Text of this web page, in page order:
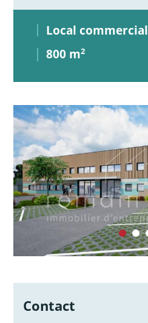
Local commercial
800 m2
Contact